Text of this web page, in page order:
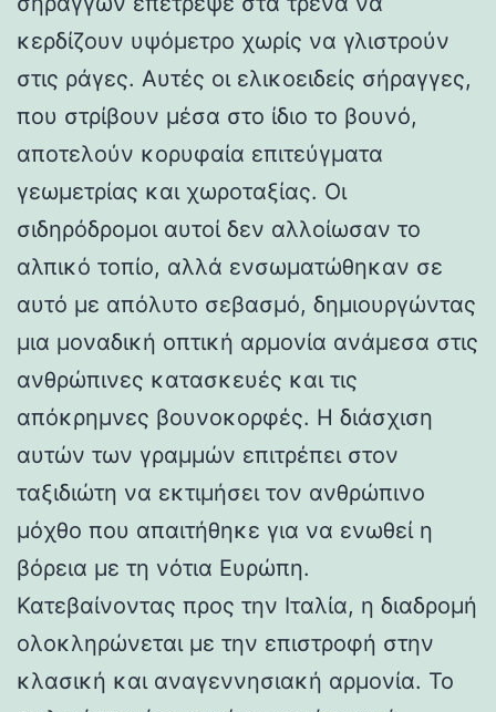
κερδίζουν υψόμετρο χωρίς να γλιστρούν
στις ράγες. Αυτές οι ελικοειδείς σήραγγες,
που στρίβουν μέσα στο ίδιο το βουνό,
αποτελούν κορυφαία επιτεύγματα
γεωμετρίας και χωροταξίας. Οι
σιδηρόδρομοι αυτοί δεν αλλοίωσαν το
αλπικό τοπίο, αλλά ενσωματώθηκαν σε
αυτό με απόλυτο σεβασμό, δημιουργώντας
μια μοναδική οπτική αρμονία ανάμεσα στις
ανθρώπινες κατασκευές και τις
απόκρημνες βουνοκορφές. Η διάσχιση
αυτών των γραμμών επιτρέπει στον
ταξιδιώτη να εκτιμήσει τον ανθρώπινο
μόχθο που απαιτήθηκε για να ενωθεί η
βόρεια με τη νότια Ευρώπη.
Κατεβαίνοντας προς την Ιταλία, η διαδρομή
ολοκληρώνεται με την επιστροφή στην
κλασική και αναγεννησιακή αρμονία. Το